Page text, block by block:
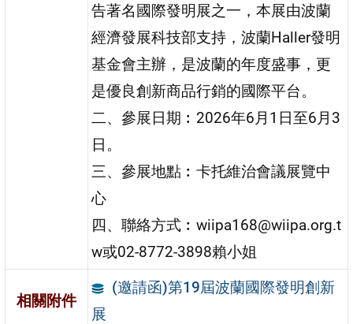
告著名國際發明展之一，本展由波蘭
經濟發展科技部支持，波蘭Haller發明
基金會主辦，是波蘭的年度盛事，更
是優良創新商品行銷的國際平台。
二、參展日期︰2026年6月1日至6月3
日。
三、參展地點︰卡托維治會議展覽中
心
四、聯絡方式︰wiipa168@wiipa.org.t
w或02-8772-3898賴小姐
相關附件
(邀請函)第19屆波蘭國際發明創新
展